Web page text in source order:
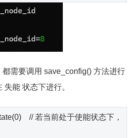
都需要调用 save_config() 方法进行
能 状态下进行。
// 若当前处于使能状态下，